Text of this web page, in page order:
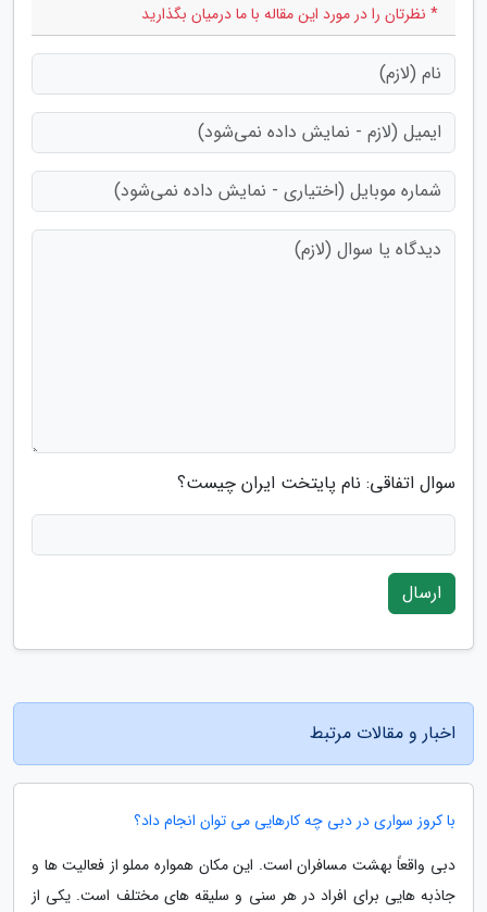
* نظرتان را در مورد این مقاله با ما درمیان بگذارید
سوال اتفاقی: نام پایتخت ایران چیست؟
ارسال
اخبار و مقالات مرتبط
با کروز سواری در دبی چه کارهایی می توان انجام داد؟
دبی واقعاً بهشت مسافران است. این مکان همواره مملو از فعالیت ها و
جاذبه هایی برای افراد در هر سنی و سلیقه های مختلف است. یکی از